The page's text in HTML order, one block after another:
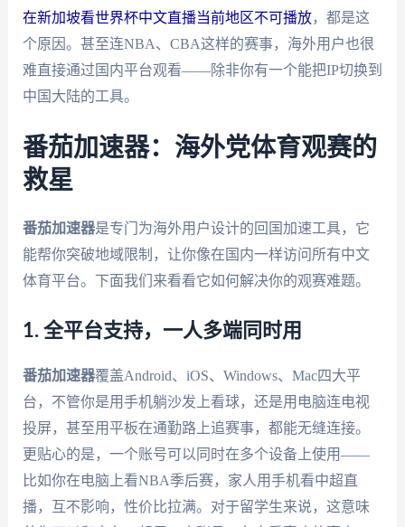
在新加坡看世界杯中文直播当前地区不可播放，都是这
个原因。甚至连NBA、CBA这样的赛事，海外用户也很
难直接通过国内平台观看——除非你有一个能把IP切换到
中国大陆的工具。
番茄加速器：海外党体育观赛的
救星
番茄加速器是专门为海外用户设计的回国加速工具，它
能帮你突破地域限制，让你像在国内一样访问所有中文
体育平台。下面我们来看看它如何解决你的观赛难题。
1. 全平台支持，一人多端同时用
番茄加速器覆盖Android、iOS、Windows、Mac四大平
台，不管你是用手机躺沙发上看球，还是用电脑连电视
投屏，甚至用平板在通勤路上追赛事，都能无缝连接。
更贴心的是，一个账号可以同时在多个设备上使用——
比如你在电脑上看NBA季后赛，家人用手机看中超直
播，互不影响，性价比拉满。对于留学生来说，这意味